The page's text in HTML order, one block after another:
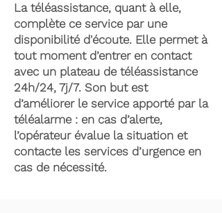
La téléassistance, quant à elle,
complète ce service par une
disponibilité d'écoute. Elle permet à
tout moment d’entrer en contact
avec un plateau de téléassistance
24h/24, 7j/7. Son but est
d’améliorer le service apporté par la
téléalarme : en cas d’alerte,
l’opérateur évalue la situation et
contacte les services d’urgence en
cas de nécessité.